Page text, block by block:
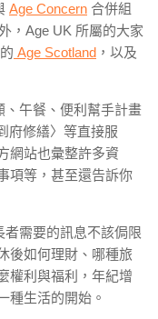
Age Concern 合併組
，Age UK 所屬的大家
Age Scotland ，以及
、午餐、便利幫手計畫
府修繕〉等直接服
網站也彙整許多資
項等，甚至還告訴你
需要的訊息不該侷限
後如何理財、哪種旅
權利與福利，年紀增
種生活的開始。